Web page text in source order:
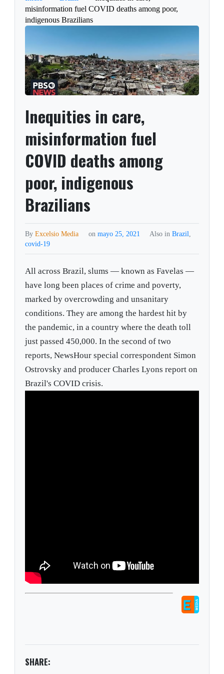
misinformation fuel COVID deaths among poor,
indigenous Brazilians
Inequities in care,
misinformation fuel
COVID deaths among
poor, indigenous
Brazilians
ByExcelsio Media on mayo 25, 2021 Also in Brazil,
covid-19
All across Brazil, slums — known as Favelas —
have long been places of crime and poverty,
marked by overcrowding and unsanitary
conditions. They are among the hardest hit by
the pandemic, in a country where the death toll
just passed 450,000. In the second of two
reports, NewsHour special correspondent Simon
Ostrovsky and producer Charles Lyons report on
Brazil's COVID crisis.
SHARE: